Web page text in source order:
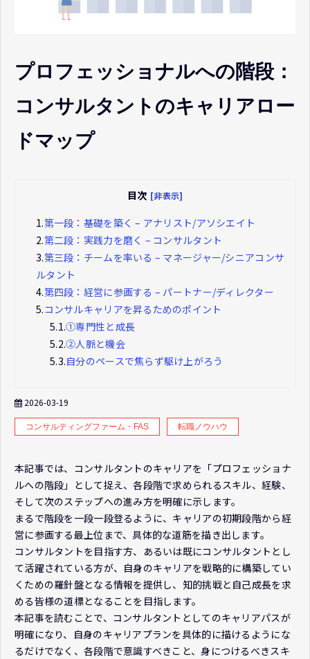
プロフェッショナルへの階段：
コンサルタントのキャリアロー
ドマップ
目次 [非表示]
1.第一段：基礎を築く – アナリスト/アソシエイト
2.第二段：実践力を磨く – コンサルタント
3.第三段：チームを率いる – マネージャー/シニアコンサ
ルタント
4.第四段：経営に参画する – パートナー/ディレクター
5.コンサルキャリアを昇るためのポイント
5.1.①専門性と成長
5.2.②人脈と機会
5.3.自分のペースで焦らず駆け上がろう
2026-03-19
コンサルティングファーム・FAS 転職ノウハウ
本記事では、コンサルタントのキャリアを「プロフェッショナ
ルへの階段」として捉え、各段階で求められるスキル、経験、
そして次のステップへの進み方を明確に示します。
まるで階段を一段一段登るように、キャリアの初期段階から経
営に参画する最上位まで、具体的な道筋を描き出します。
コンサルタントを目指す方、あるいは既にコンサルタントとし
て活躍されている方が、自身のキャリアを戦略的に構築してい
くための羅針盤となる情報を提供し、知的挑戦と自己成長を求
める皆様の道標となることを目指します。
本記事を読むことで、コンサルタントとしてのキャリアパスが
明確になり、自身のキャリアプランを具体的に描けるようにな
るだけでなく、各段階で意識すべきこと、身につけるべきスキ